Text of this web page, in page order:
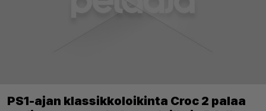
PS1-ajan klassikkoloikinta Croc 2 palaa